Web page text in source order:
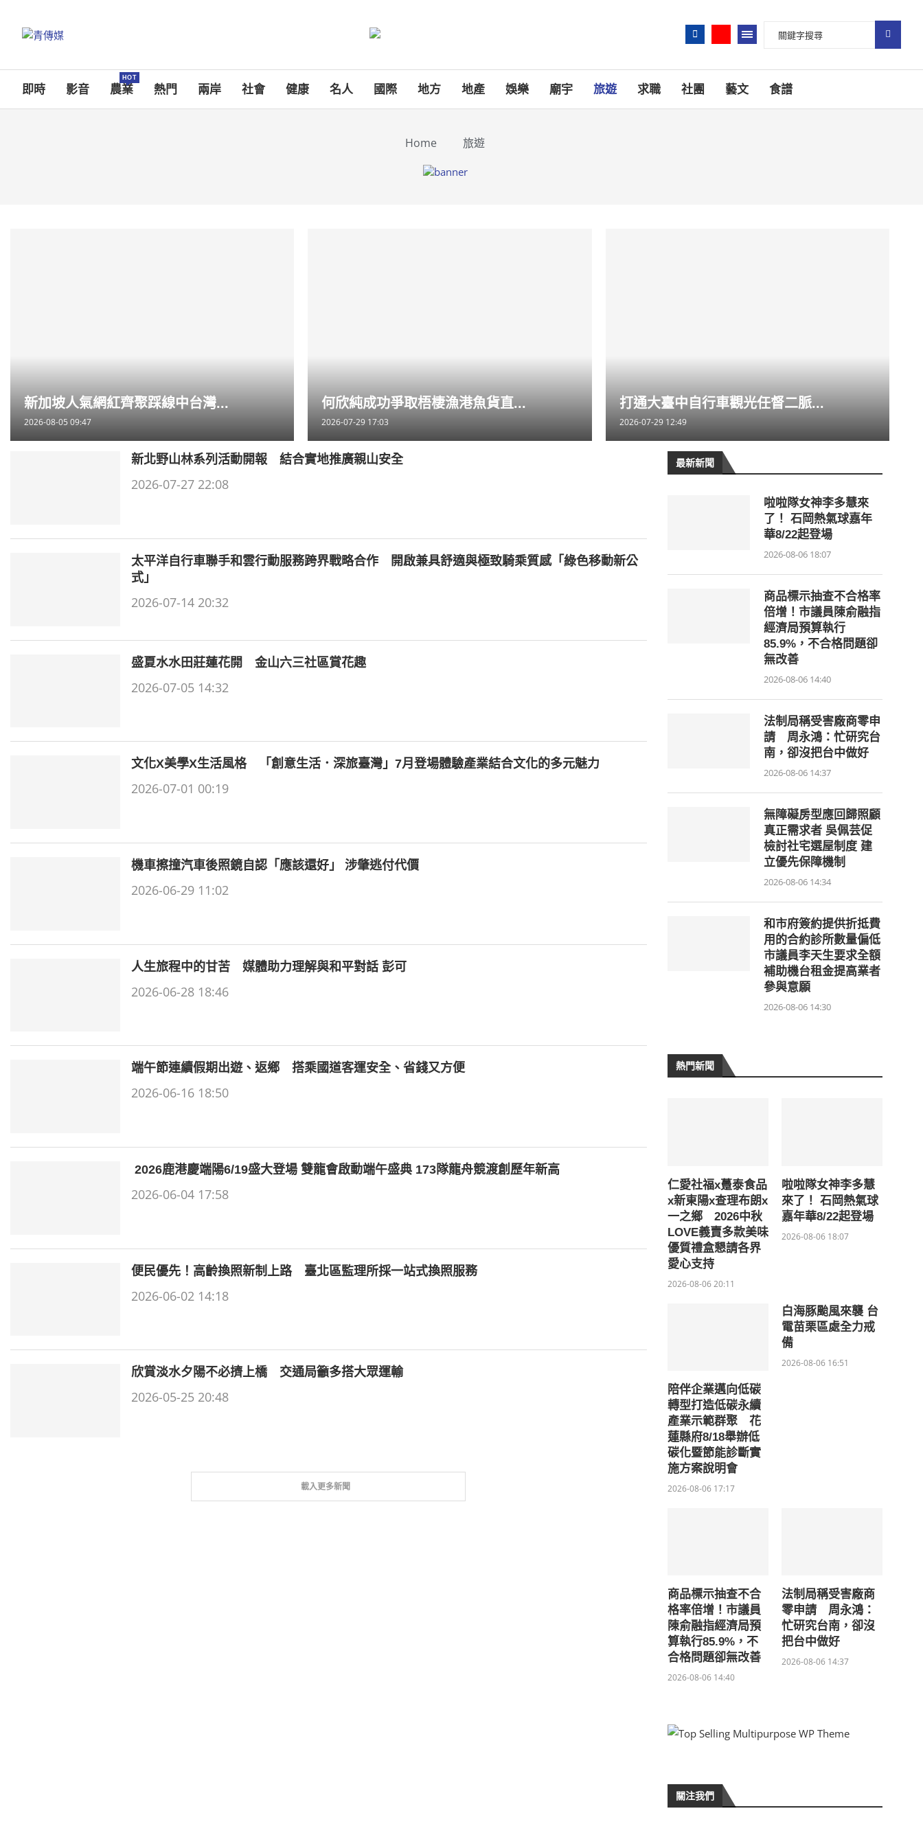
即時 影音 農業
HOT
熱門 兩岸 社會 健康 名人 國際 地方 地產 娛樂 廟宇 旅遊 求職 社團 藝文 食譜
Home 旅遊
新加坡人氣網紅齊聚踩線中台灣...
2026-08-05 09:47
何欣純成功爭取梧棲漁港魚貨直...
2026-07-29 17:03
打通大臺中自行車觀光任督二脈...
2026-07-29 12:49
新北野山林系列活動開報 結合實地推廣親山安全
2026-07-27 22:08
太平洋自行車聯手和雲行動服務跨界戰略合作 開啟兼具舒適與極致騎乘質感「綠色移動新公
式」
2026-07-14 20:32
盛夏水水田莊蓮花開 金山六三社區賞花趣
2026-07-05 14:32
文化X美學X生活風格 「創意生活．深旅臺灣」7月登場體驗產業結合文化的多元魅力
2026-07-01 00:19
機車擦撞汽車後照鏡自認「應該還好」 涉肇逃付代價
2026-06-29 11:02
人生旅程中的甘苦 媒體助力理解與和平對話 彭可
2026-06-28 18:46
端午節連續假期出遊、返鄉 搭乘國道客運安全、省錢又方便
2026-06-16 18:50
2026鹿港慶端陽6/19盛大登場 雙龍會啟動端午盛典 173隊龍舟競渡創歷年新高
2026-06-04 17:58
便民優先！高齡換照新制上路 臺北區監理所採一站式換照服務
2026-06-02 14:18
欣賞淡水夕陽不必擠上橋 交通局籲多搭大眾運輸
2026-05-25 20:48
載入更多新聞
最新新聞
啦啦隊女神李多慧來
了！ 石岡熱氣球嘉年
華8/22起登場
2026-08-06 18:07
商品標示抽查不合格率
倍增！市議員陳俞融指
經濟局預算執行
85.9%，不合格問題卻
無改善
2026-08-06 14:40
法制局稱受害廠商零申
請 周永鴻：忙研究台
南，卻沒把台中做好
2026-08-06 14:37
無障礙房型應回歸照顧
真正需求者 吳佩芸促
檢討社宅選屋制度 建
立優先保障機制
2026-08-06 14:34
和市府簽約提供折抵費
用的合約診所數量偏低
市議員李天生要求全額
補助機台租金提高業者
參與意願
2026-08-06 14:30
熱門新聞
仁愛社福x躉泰食品
x新東陽x查理布朗x
一之鄉 2026中秋
LOVE義賣多款美味
優質禮盒懇請各界
愛心支持
2026-08-06 20:11
啦啦隊女神李多慧
來了！ 石岡熱氣球
嘉年華8/22起登場
2026-08-06 18:07
陪伴企業邁向低碳
轉型打造低碳永續
產業示範群聚 花
蓮縣府8/18舉辦低
碳化暨節能診斷實
施方案說明會
2026-08-06 17:17
白海豚颱風來襲 台
電苗栗區處全力戒
備
2026-08-06 16:51
商品標示抽查不合
格率倍增！市議員
陳俞融指經濟局預
算執行85.9%，不
合格問題卻無改善
2026-08-06 14:40
法制局稱受害廠商
零申請 周永鴻：
忙研究台南，卻沒
把台中做好
2026-08-06 14:37
關注我們